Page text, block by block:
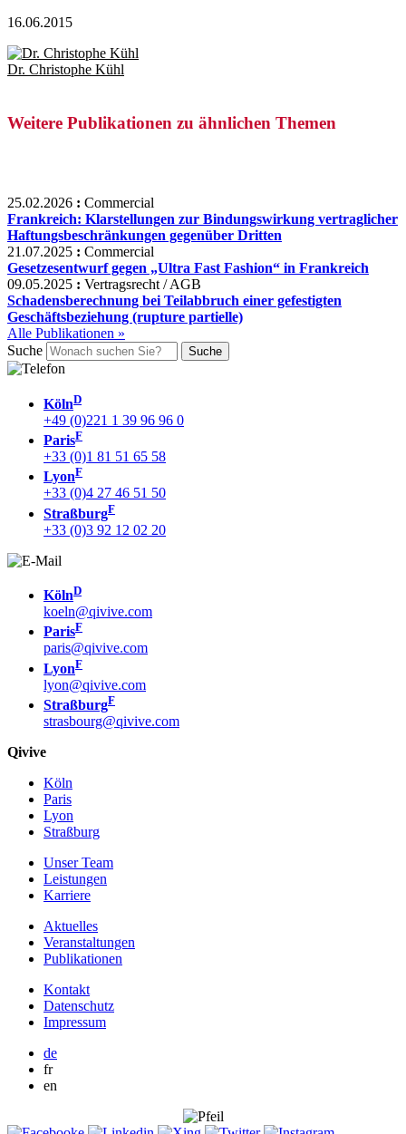
16.06.2015
Dr. Christophe Kühl
Weitere Publikationen zu ähnlichen Themen
25.02.2026 : Commercial
Frankreich: Klarstellungen zur Bindungswirkung vertraglicher
Haftungsbeschränkungen gegenüber Dritten
21.07.2025 : Commercial
Gesetzesentwurf gegen „Ultra Fast Fashion“ in Frankreich
09.05.2025 : Vertragsrecht / AGB
Schadensberechnung bei Teilabbruch einer gefestigten
Geschäftsbeziehung (rupture partielle)
Alle Publikationen »
Suche
KölnD
+49 (0)221 1 39 96 96 0
ParisF
+33 (0)1 81 51 65 58
LyonF
+33 (0)4 27 46 51 50
StraßburgF
+33 (0)3 92 12 02 20
KölnD
koeln@qivive.com
ParisF
paris@qivive.com
LyonF
lyon@qivive.com
StraßburgF
strasbourg@qivive.com
Qivive
Köln
Paris
Lyon
Straßburg
Unser Team
Leistungen
Karriere
Aktuelles
Veranstaltungen
Publikationen
Kontakt
Datenschutz
Impressum
de
fr
en